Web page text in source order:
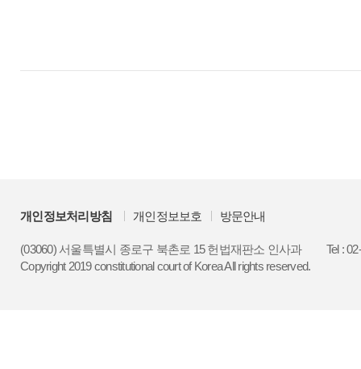
개인정보처리방침 개인정보보호 방문안내
(03060) 서울특별시 종로구 북촌로 15 헌법재판소 인사과
Tel :
Copyright 2019 constitutional court of Korea All rights reserved.